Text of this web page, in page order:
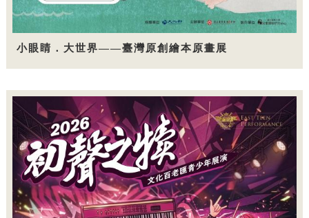
小眼睛．大世界——臺灣原創繪本原畫展